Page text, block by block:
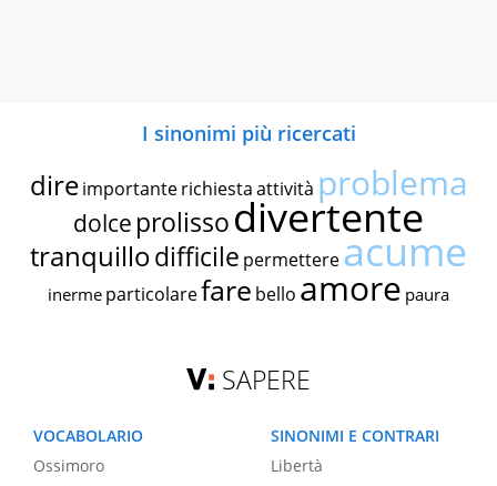
I sinonimi più ricercati
dire importante richiestaattività problema
dolce prolissodivertente
tranquillodifficile permettereacume
inerme particolarefare bello amore paura
SAPERE
VOCABOLARIO
Ossimoro
SINONIMI E CONTRARI
Libertà